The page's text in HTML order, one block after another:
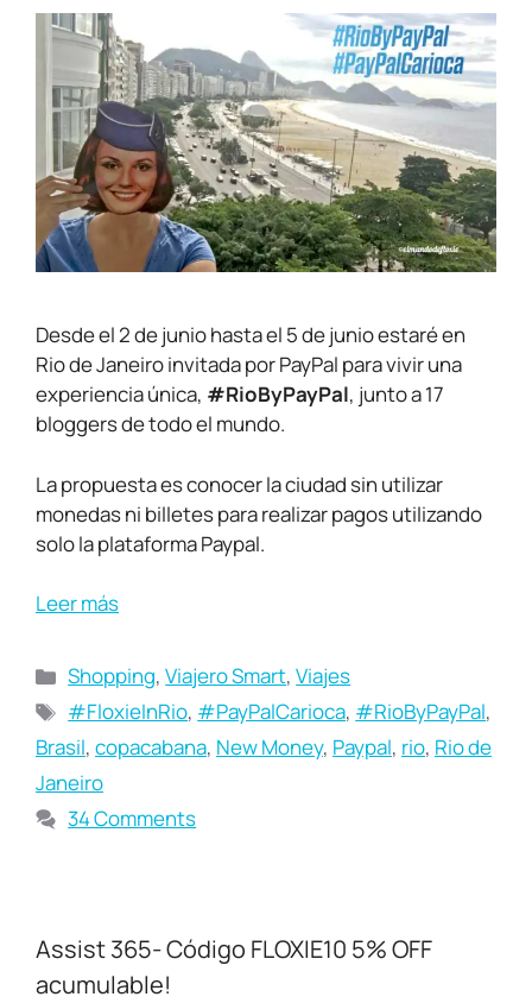
Desde el 2 de junio hasta el 5 de junio estaré en
Rio de Janeiro invitada por PayPal para vivir una
experiencia única, #RioByPayPal, junto a 17
bloggers de todo el mundo.
La propuesta es conocer la ciudad sin utilizar
monedas ni billetes para realizar pagos utilizando
solo la plataforma Paypal.
Leer más
Shopping,Viajero Smart,Viajes
#FloxieInRio, #PayPalCarioca, #RioByPayPal,
Brasil, copacabana, New Money, Paypal, rio, Rio de
Janeiro
34 Comments
Assist 365- Código FLOXIE10 5% OFF
acumulable!